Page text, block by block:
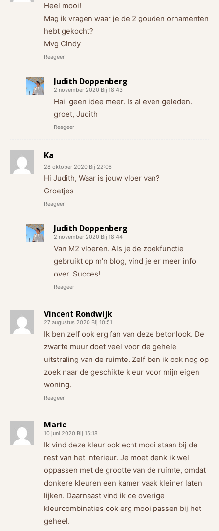
Heel mooi!
Mag ik vragen waar je de 2 gouden ornamenten
hebt gekocht?
Mvg Cindy
Reageer
Judith Doppenberg
2 november 2020 Bij 18:43
Hai, geen idee meer. Is al even geleden.
groet, Judith
Reageer
Ka
28 oktober 2020 Bij 22:06
Hi Judith, Waar is jouw vloer van?
Groetjes
Reageer
Judith Doppenberg
2 november 2020 Bij 18:44
Van M2 vloeren. Als je de zoekfunctie
gebruikt op m’n blog, vind je er meer info
over. Succes!
Reageer
Vincent Rondwijk
27 augustus 2020 Bij 10:51
Ik ben zelf ook erg fan van deze betonlook. De
zwarte muur doet veel voor de gehele
uitstraling van de ruimte. Zelf ben ik ook nog op
zoek naar de geschikte kleur voor mijn eigen
woning.
Reageer
Marie
10 juni 2020 Bij 15:18
Ik vind deze kleur ook echt mooi staan bij de
rest van het interieur. Je moet denk ik wel
oppassen met de grootte van de ruimte, omdat
donkere kleuren een kamer vaak kleiner laten
lijken. Daarnaast vind ik de overige
kleurcombinaties ook erg mooi passen bij het
geheel.